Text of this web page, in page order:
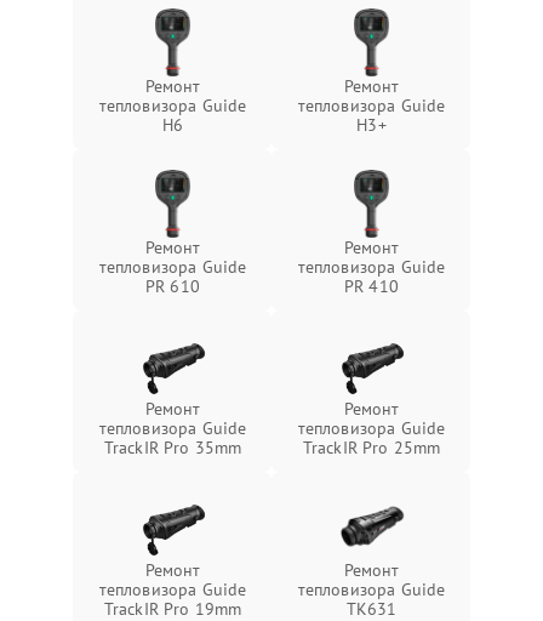
Ремонт
тепловизора Guide
H6
Ремонт
тепловизора Guide
H3+
Ремонт
тепловизора Guide
PR 610
Ремонт
тепловизора Guide
PR 410
Ремонт
тепловизора Guide
TrackIR Pro 35mm
Ремонт
тепловизора Guide
TrackIR Pro 25mm
Ремонт
тепловизора Guide
TrackIR Pro 19mm
Ремонт
тепловизора Guide
TK631